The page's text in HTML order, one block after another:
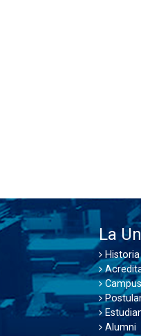
La
Historia
Campus
Alumni